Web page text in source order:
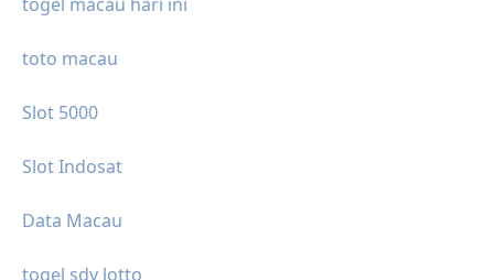
toto macau
Slot 5000
Slot Indosat
Data Macau
togel sdy lotto